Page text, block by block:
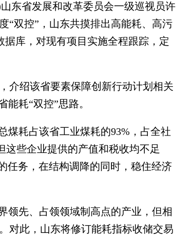
省发展和改革委员会一级巡视员许
“双控”，山东共摸排出高能耗、高污
据库，对现有项目实施全程跟踪，定
绍该省要素保障创新行动计划相关
耗“双控”思路。
耗占该省工业煤耗的93%，占全社
这些企业提供的产值和税收均不足
任务，在结构调降的同时，稳住经济
先、占领领域制高点的产业，但相
对此，山东将修订能耗指标收储交易